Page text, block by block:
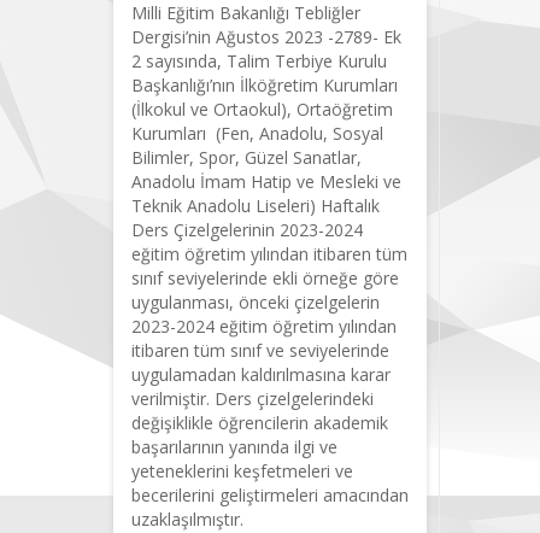
Milli Eğitim Bakanlığı Tebliğler
Dergisi’nin Ağustos 2023 -2789- Ek
2 sayısında, Talim Terbiye Kurulu
Başkanlığı’nın İlköğretim Kurumları
(İlkokul ve Ortaokul), Ortaöğretim
Kurumları (Fen, Anadolu, Sosyal
Bilimler, Spor, Güzel Sanatlar,
Anadolu İmam Hatip ve Mesleki ve
Teknik Anadolu Liseleri) Haftalık
Ders Çizelgelerinin 2023-2024
eğitim öğretim yılından itibaren tüm
sınıf seviyelerinde ekli örneğe göre
uygulanması, önceki çizelgelerin
2023-2024 eğitim öğretim yılından
itibaren tüm sınıf ve seviyelerinde
uygulamadan kaldırılmasına karar
verilmiştir. Ders çizelgelerindeki
değişiklikle öğrencilerin akademik
başarılarının yanında ilgi ve
yeteneklerini keşfetmeleri ve
becerilerini geliştirmeleri amacından
uzaklaşılmıştır.